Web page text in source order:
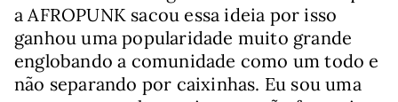
a AFROPUNK sacou essa ideia por isso
ganhou uma popularidade muito grande
englobando a comunidade como um todo e
não separando por caixinhas. Eu sou uma